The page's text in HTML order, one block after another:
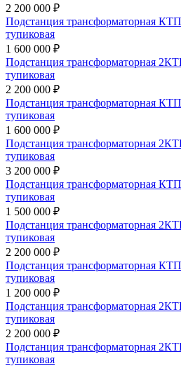
2 200 000 ₽
Подстанция трансформаторная
тупиковая
1 600 000 ₽
Подстанция трансформаторная
тупиковая
2 200 000 ₽
Подстанция трансформаторная
тупиковая
1 600 000 ₽
Подстанция трансформаторная
тупиковая
3 200 000 ₽
Подстанция трансформаторная
тупиковая
1 500 000 ₽
Подстанция трансформаторная
тупиковая
2 200 000 ₽
Подстанция трансформаторная
тупиковая
1 200 000 ₽
Подстанция трансформаторная
тупиковая
2 200 000 ₽
Подстанция трансформаторная
тупиковая